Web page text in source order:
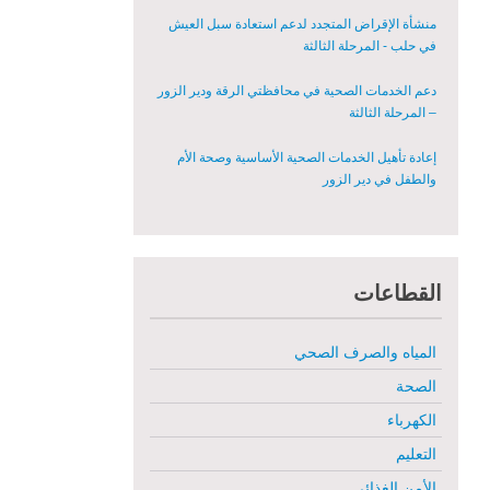
منشأة الإقراض المتجدد لدعم استعادة سبل العيش
في حلب - المرحلة الثالثة
دعم الخدمات الصحية في محافظتي الرقة ودير الزور
– المرحلة الثالثة
إعادة تأهيل الخدمات الصحية الأساسية وصحة الأم
والطفل في دير الزور
مشروع إعادة تأهيل المأوى والبنية التحتية المستدامة
مبادرة متعددة القطاعات لإعادة التأهيل في مدينة
جسر الشغور
تقديم خدمات الرعاية الصحية الأولية في محافظة دير
الزور - المرحلة الخامسة
القطاعات
المياه والصرف الصحي
الصحة
الكهرباء
التعليم